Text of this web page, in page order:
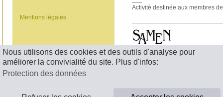
Nous utilisons des cookies et des outils d'analyse pour
améliorer la convivialité du site. Plus d'infos:
Protection des données
Mentions légales
Activité destinée aux membres
< RETOUR